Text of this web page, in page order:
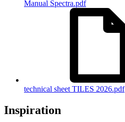
Manual Spectra.pdf
technical sheet TILES 2026.pdf
Inspiration